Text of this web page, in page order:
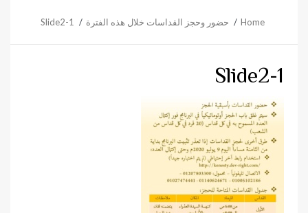
Home حضور وحجز القداسات خلال هذه الفترة Slide2-1
Slide2-1